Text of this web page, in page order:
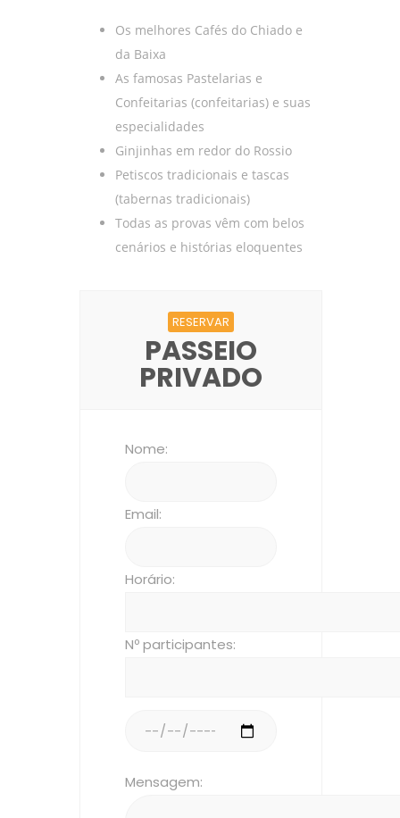
Os melhores Cafés do Chiado e
da Baixa
As famosas Pastelarias e
Confeitarias (confeitarias) e suas
especialidades
Ginjinhas em redor do Rossio
Petiscos tradicionais e tascas
(tabernas tradicionais)
Todas as provas vêm com belos
cenários e histórias eloquentes
RESERVAR
PASSEIO
PRIVADO
Nome:
Email:
Horário:
Nº participantes:
Mensagem: